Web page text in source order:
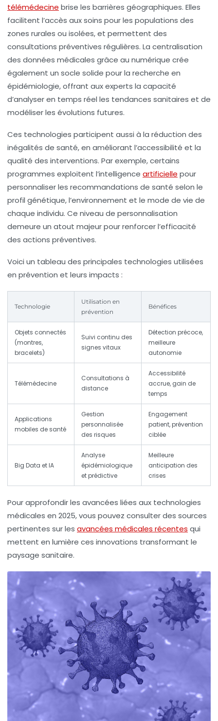
télémédecine brise les barrières géographiques. Elles
facilitent l’accès aux soins pour les populations des
zones rurales ou isolées, et permettent des
consultations préventives régulières. La centralisation
des données médicales grâce au numérique crée
également un socle solide pour la recherche en
épidémiologie, offrant aux experts la capacité
d’analyser en temps réel les tendances sanitaires et de
modéliser les évolutions futures.
Ces technologies participent aussi à la réduction des
inégalités de santé, en améliorant l’accessibilité et la
qualité des interventions. Par exemple, certains
programmes exploitent l’intelligence artificielle pour
personnaliser les recommandations de santé selon le
profil génétique, l’environnement et le mode de vie de
chaque individu. Ce niveau de personnalisation
demeure un atout majeur pour renforcer l’efficacité
des actions préventives.
Voici un tableau des principales technologies utilisées
en prévention et leurs impacts :
Technologie
Utilisation en
prévention
Bénéfices
Objets connectés
(montres,
bracelets)
Suivi continu des
signes vitaux
Détection précoce,
meilleure
autonomie
Télémédecine
Consultations à
distance
Accessibilité
accrue, gain de
temps
Applications
mobiles de santé
Gestion
personnalisée
des risques
Engagement
patient, prévention
ciblée
Big Data et IA
Analyse
épidémiologique
et prédictive
Meilleure
anticipation des
crises
Pour approfondir les avancées liées aux technologies
médicales en 2025, vous pouvez consulter des sources
pertinentes sur les avancées médicales récentes qui
mettent en lumière ces innovations transformant le
paysage sanitaire.